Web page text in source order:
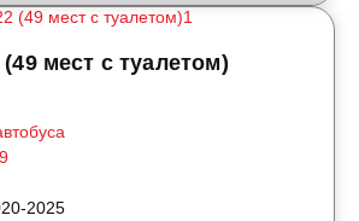
мест с туалетом)
2025